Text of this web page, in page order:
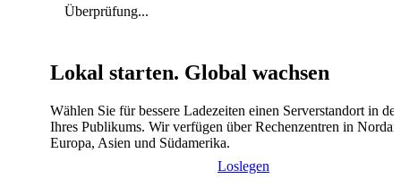
Überprüfung...
Lokal starten. Global wachsen
Wählen Sie für bessere Ladezeiten einen Serverstandort in
Ihres Publikums. Wir verfügen über Rechenzentren in
Europa, Asien und Südamerika.
Loslegen